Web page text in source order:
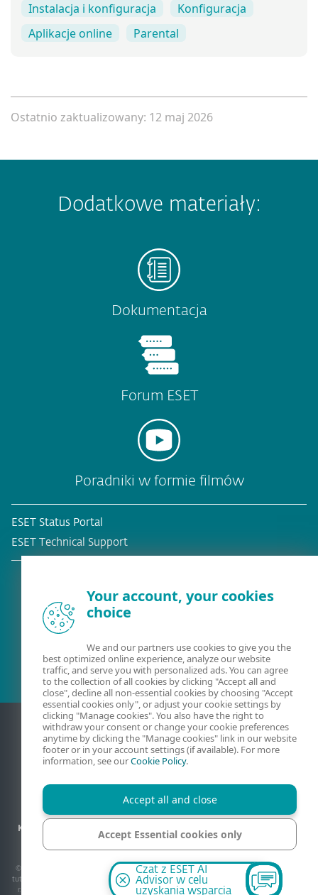
Instalacja i konfiguracja
Konfiguracja
Aplikacje online
Parental
Ostatnio zaktualizowany: 12 maj 2026
Dodatkowe materiały:
Dokumentacja
Forum ESET
Poradniki w formie filmów
ESET Status Portal
ESET Technical Support
Kontact Informacje prawne
Zgłoś podatność
© 1992 - 2026 ESET spol. s r.o. – Wszelkie prawa zastrzeżone. Znaki towarowe użyte
tutaj są znakami towarowymi lub zarejestrowanymi znakami towarowymi ESET spol. s
r.o. lub ESET North America. Wszystkie inne nazwy oraz marki są zarejestrowanymi
Czat z ESET AI
Advisor w celu
uzyskania wsparcia
Your account, your cookies
choice
We and our partners use cookies to give you the
best optimized online experience, analyze our website
traffic, and serve you with personalized ads. You can agree
to the collection of all cookies by clicking "Accept all and
close", decline all non-essential cookies by choosing "Accept
essential cookies only", or adjust your cookie settings by
clicking "Manage cookies". You also have the right to
withdraw your consent or change your cookie preferences
anytime by clicking the "Manage cookies" link in our website
footer or in your account settings (if available). For more
information, see ourCookie Policy.
Accept all and close
Accept Essential cookies only
Manage cookies